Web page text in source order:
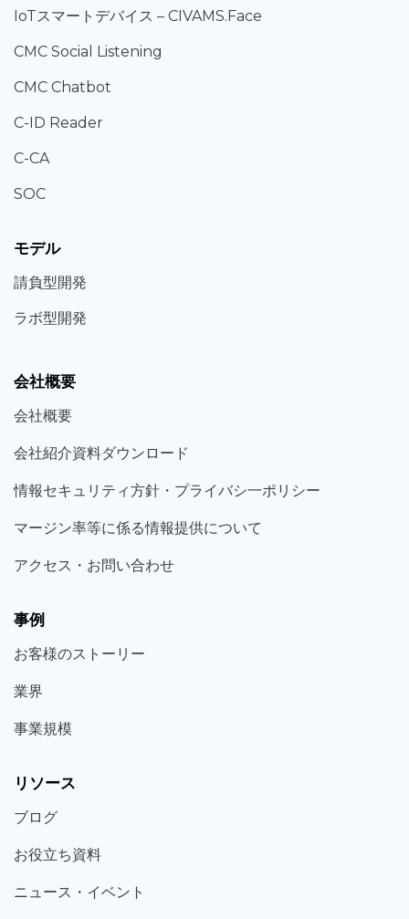
IoTスマートデバイス – CIVAMS.Face
CMC Social Listening
CMC Chatbot
C-ID Reader
C-CA
SOC
モデル
請負型開発
ラボ型開発
会社概要
会社概要
会社紹介資料ダウンロード
情報セキュリティ方針・プライバシ一ポリシー
マージン率等に係る情報提供について
アクセス・お問い合わせ
事例
お客様のストーリー
業界
事業規模
リソース
ブログ
お役立ち資料
ニュース・ イベント